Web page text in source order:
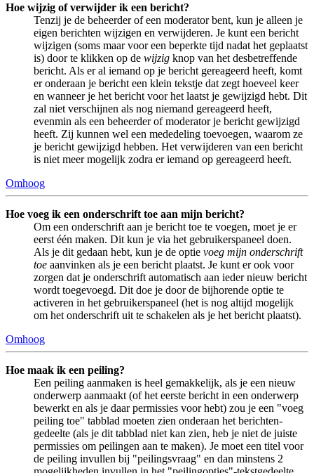
Hoe wijzig of verwijder ik een bericht?
Tenzij je de beheerder of een moderator bent, kun je alleen je
eigen berichten wijzigen en verwijderen. Je kunt een bericht
wijzigen (soms maar voor een beperkte tijd nadat het geplaatst
is) door te klikken op de wijzig knop van het desbetreffende
bericht. Als er al iemand op je bericht gereageerd heeft, komt
er onderaan je bericht een klein tekstje dat zegt hoeveel keer
en wanneer je het bericht voor het laatst je gewijzigd hebt. Dit
zal niet verschijnen als nog niemand gereageerd heeft,
evenmin als een beheerder of moderator je bericht gewijzigd
heeft. Zij kunnen wel een mededeling toevoegen, waarom ze
je bericht gewijzigd hebben. Het verwijderen van een bericht
is niet meer mogelijk zodra er iemand op gereageerd heeft.
Omhoog
Hoe voeg ik een onderschrift toe aan mijn bericht?
Om een onderschrift aan je bericht toe te voegen, moet je er
eerst één maken. Dit kun je via het gebruikerspaneel doen.
Als je dit gedaan hebt, kun je de optie voeg mijn onderschrift
toe aanvinken als je een bericht plaatst. Je kunt er ook voor
zorgen dat je onderschrift automatisch aan ieder nieuw bericht
wordt toegevoegd. Dit doe je door de bijhorende optie te
activeren in het gebruikerspaneel (het is nog altijd mogelijk
om het onderschrift uit te schakelen als je het bericht plaatst).
Omhoog
Hoe maak ik een peiling?
Een peiling aanmaken is heel gemakkelijk, als je een nieuw
onderwerp aanmaakt (of het eerste bericht in een onderwerp
bewerkt en als je daar permissies voor hebt) zou je een "voeg
peiling toe" tabblad moeten zien onderaan het berichten-
gedeelte (als je dit tabblad niet kan zien, heb je niet de juiste
permissies om peilingen aan te maken). Je moet een titel voor
de peiling invullen bij "peilingsvraag" en dan minstens 2